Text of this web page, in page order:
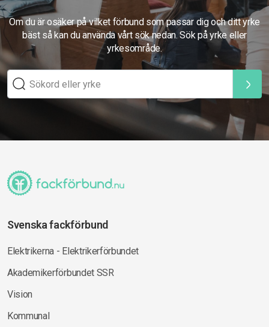
Om du är osäker på vilket förbund som passar dig och ditt yrke
bäst så kan du använda vårt sök nedan. Sök på yrke eller
yrkesområde.
Svenska fackförbund
Elektrikerna - Elektrikerförbundet
Akademikerförbundet SSR
Vision
Kommunal